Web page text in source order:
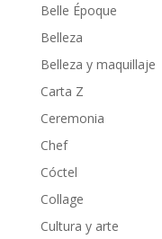
Belle Époque
Belleza
Belleza y maquillaje
Carta Z
Ceremonia
Chef
Cóctel
Collage
Cultura y arte